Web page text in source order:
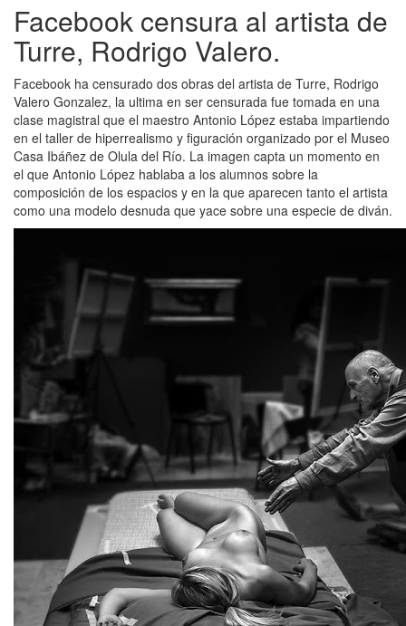
Facebook censura al artista de
Turre, Rodrigo Valero.
Facebook ha censurado dos obras del artista de Turre, Rodrigo
Valero Gonzalez, la ultima en ser censurada fue tomada en una
clase magistral que el maestro Antonio López estaba impartiendo
en el taller de hiperrealismo y figuración organizado por el Museo
Casa Ibáñez de Olula del Río. La imagen capta un momento en
el que Antonio López hablaba a los alumnos sobre la
composición de los espacios y en la que aparecen tanto el artista
como una modelo desnuda que yace sobre una especie de diván.